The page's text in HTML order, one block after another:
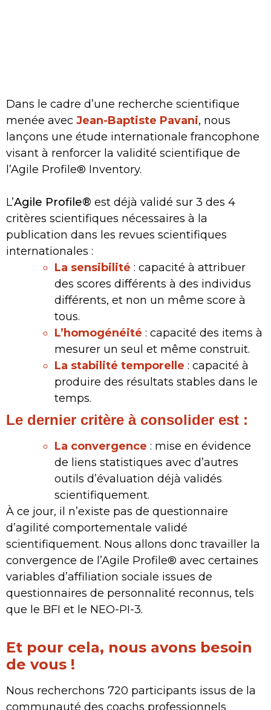
Dans le cadre d’une recherche scientifique
menée avec Jean-Baptiste Pavani, nous
lançons une étude internationale francophone
visant à renforcer la validité scientifique de
l’Agile Profile® Inventory.
L’Agile Profile® est déjà validé sur 3 des 4
critères scientifiques nécessaires à la
publication dans les revues scientifiques
internationales :
La sensibilité : capacité à attribuer
des scores différents à des individus
différents, et non un même score à
tous.
L’homogénéité : capacité des items à
mesurer un seul et même construit.
La stabilité temporelle : capacité à
produire des résultats stables dans le
temps.
Le dernier critère à consolider est :
La convergence : mise en évidence
de liens statistiques avec d’autres
outils d’évaluation déjà validés
scientifiquement.
À ce jour, il n’existe pas de questionnaire
d’agilité comportementale validé
scientifiquement. Nous allons donc travailler la
convergence de l’Agile Profile® avec certaines
variables d’affiliation sociale issues de
questionnaires de personnalité reconnus, tels
que le BFI et le NEO-PI-3.
Et pour cela, nous avons besoin
de vous !
Nous recherchons 720 participants issus de la
communauté des coachs professionnels